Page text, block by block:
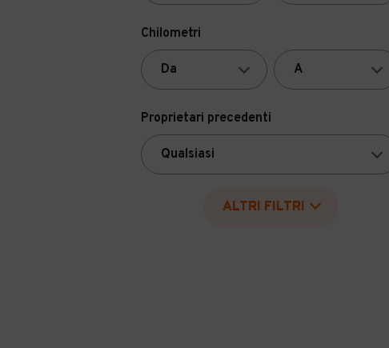
Chilometri
Proprietari precedenti
ALTRI FILTRI